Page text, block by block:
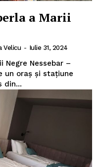
a Marii
Velicu - Iulie 31, 2024
–
un oraş şi staţiune
din...